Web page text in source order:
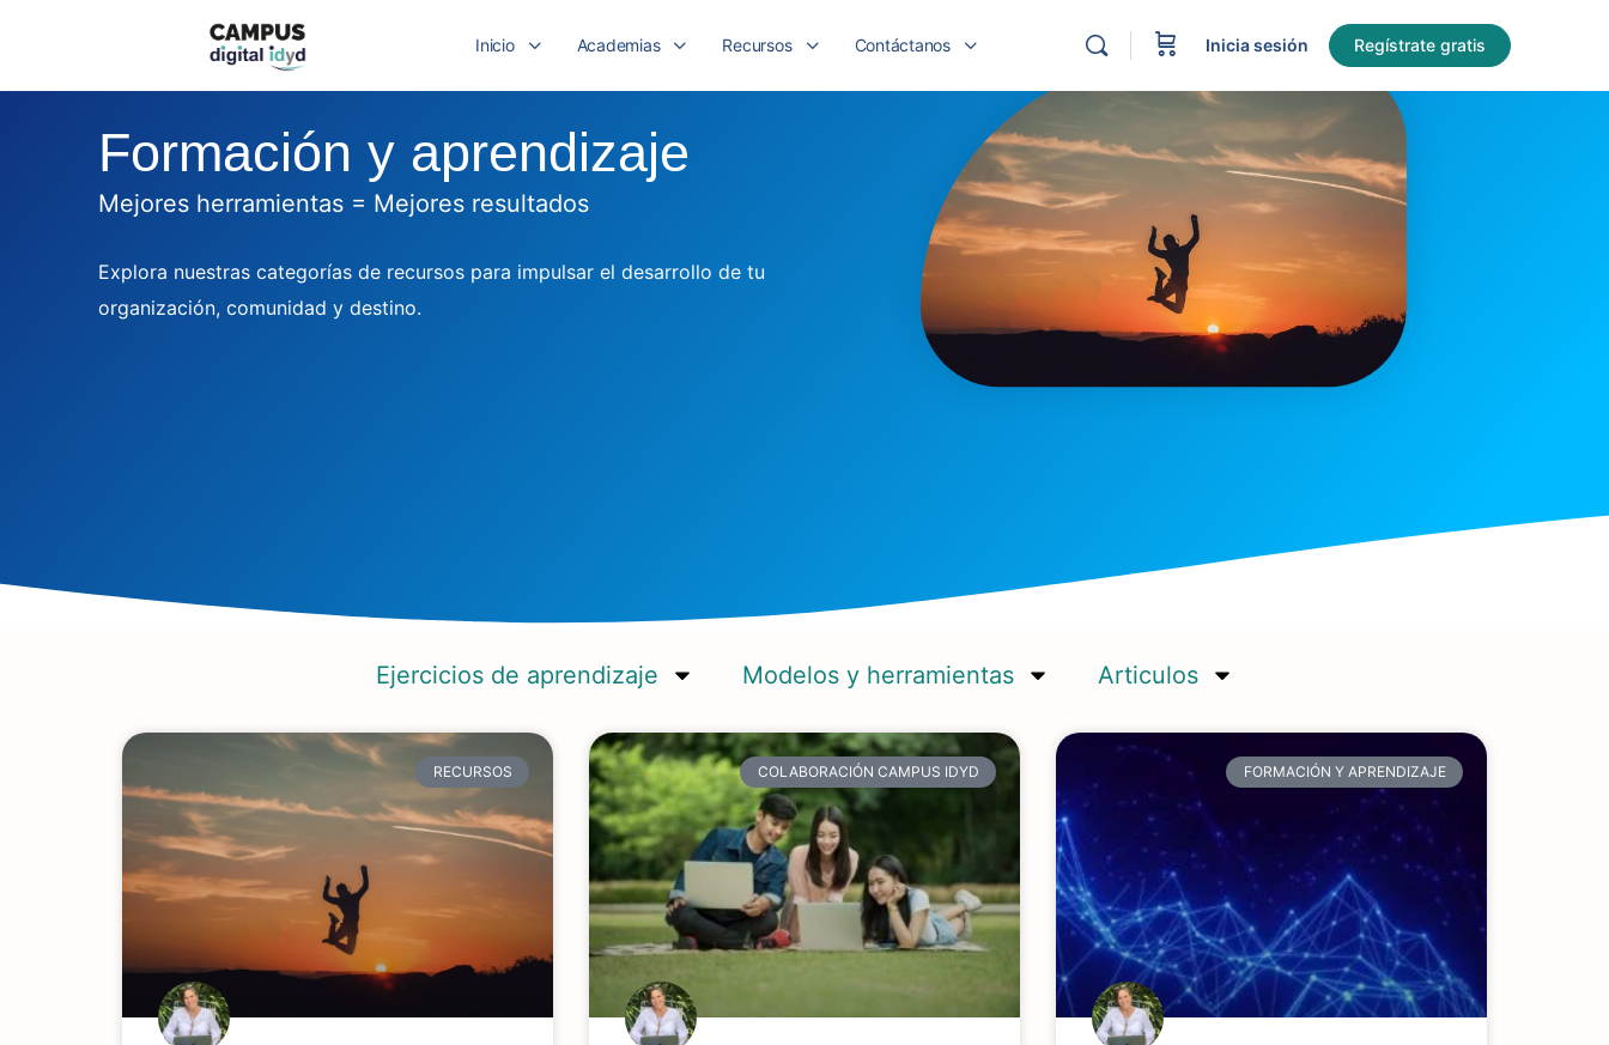
Inicio Academias Recursos Contáctanos Inicia sesión Regístrate gratis
Formación y aprendizaje
Mejores herramientas = Mejores resultados
Explora nuestras categorías de recursos para impulsar el desarrollo de tu
organización, comunidad y destino.
Ejercicios de aprendizaje Modelos y herramientas Articulos
RECURSOS COLABORACIÓN CAMPUS IDYD FORMACIÓN Y APRENDIZAJE